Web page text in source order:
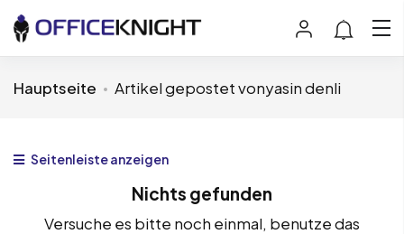
Hauptseite Artikel gepostet vonyasin denli
Seitenleiste anzeigen
Nichts gefunden
Versuche es bitte noch einmal, benutze das